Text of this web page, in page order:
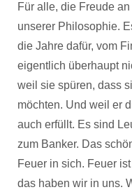
Für alle, die Freude
unserer Philosophie.
die Jahre dafür, vom
eigentlich überhaupt
weil sie spüren, dass
möchten. Und weil er
auch erfüllt. Es sind
zum Banker. Das
Feuer in sich. Feuer
das haben wir in uns.